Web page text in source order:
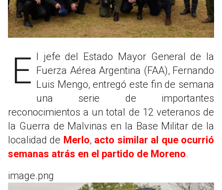
El jefe del Estado Mayor General de la Fuerza Aérea Argentina (FAA), Fernando
Luis Mengo, entregó este fin de semana
una serie de importantes
reconocimientos a un total de 12 veteranos de
la Guerra de Malvinas en la Base Militar de la
localidad de Merlo, acto similar al que ocurrió
semanas atrás en el partido de Moreno.
image.png